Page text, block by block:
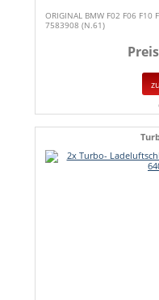
ORIGINAL BMW F02 F06
7583908 (N.61)